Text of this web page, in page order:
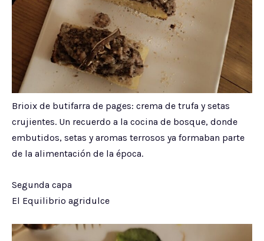
Brioix de butifarra de pages: crema de trufa y setas
crujientes. Un recuerdo a la cocina de bosque, donde
embutidos, setas y aromas terrosos ya formaban parte
de la alimentación de la época.
Segunda capa
El Equilibrio agridulce